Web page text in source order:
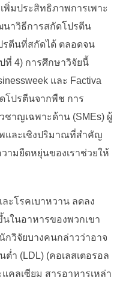
มประสิทธิภาพการเพาะ
นาวิธีการสกัดโปรตีน
รตีนที่สกัดได้ ตลอดจน
ที่ 4) การศึกษาวิจัยนี้
และ Factiva
โปรตีนจากพืช การ
าญเฉพาะด้าน (SMEs) ผู้
และเชิงปริมาณที่สำคัญ
ามยืดหยุ่นของเราช่วยให้
ะโรคเบาหวาน ลดลง
ในอาหารของพวกเขา
กวิจัยบางคนกล่าวว่าอาจ
ำ (LDL) (คอเลสเตอรอล
คลเซียม สารอาหารเหล่า